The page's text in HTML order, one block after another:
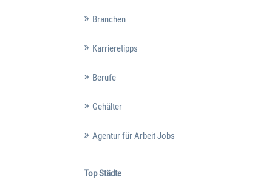
Branchen
Karrieretipps
Berufe
Gehälter
Agentur für Arbeit Jobs
Top Städte